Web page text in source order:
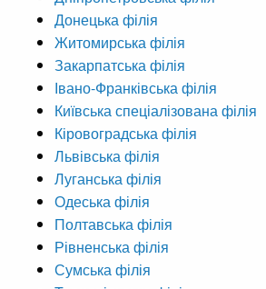
Донецька філія
Житомирська філія
Закарпатська філія
Івано-Франківська філія
Київська спеціалізована філія
Кіровоградська філія
Львівська філія
Луганська філія
Одеська філія
Полтавська філія
Рівненська філія
Сумська філія